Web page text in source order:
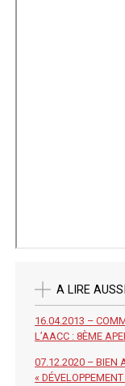
A LIRE AUSSI
16.04.2013 –
L’AACC : 8ÈME
07.12.2020 – BIEN
«